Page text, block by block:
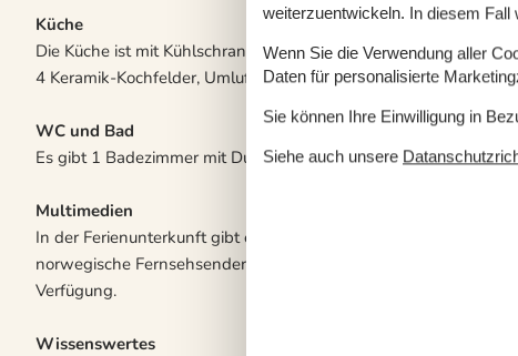
Küche
Die Küche ist mit Kühlschrank ausgestattet. Es steht 1
4 Keramik-Kochfelder, Umluftofen sowie Geschirrspüler.
WC und Bad
Es gibt 1 Badezimmer mit Duschnische und 1 Toilette..
Multimedien
In der Ferienunterkunft gibt es 2 Fernseher.1 Chromecast.
norwegische Fernsehsender. Mindestens 4 deutsche
Verfügung.
Wissenswertes
weiterzuentwickeln. In diesem Fall
Wenn Sie die Verwendung aller
Daten für personalisierte
Sie können Ihre Einwilligung in
Siehe auch unsere